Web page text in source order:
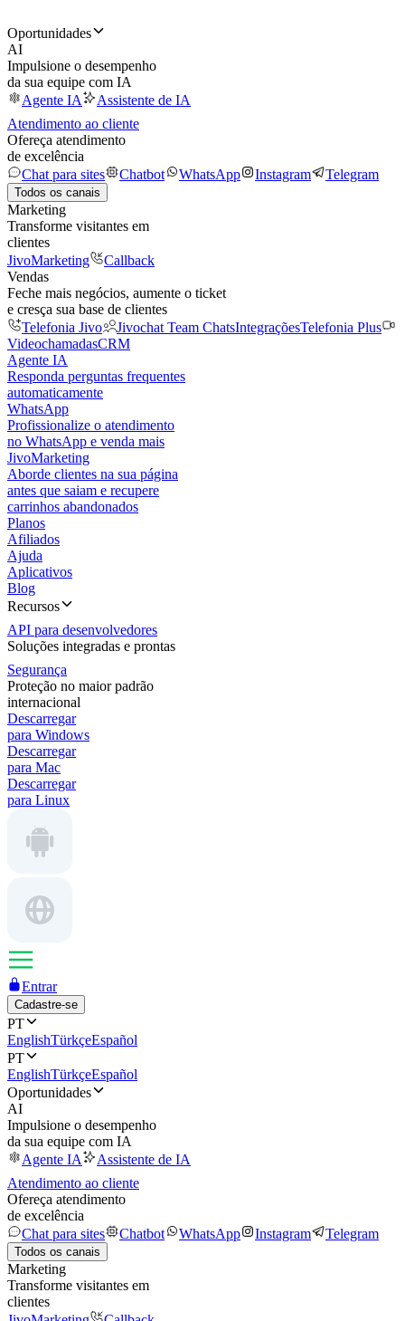
Oportunidades
AI
Impulsione o desempenho
da sua equipe com IA
Agente IA
Assistente de IA
Atendimento ao cliente
Ofereça atendimento
de excelência
Chat para sites
Chatbot WhatsApp Instagram Telegram
Todos os canais
Marketing
Transforme visitantes em
clientes
JivoMarketing
Callback
Vendas
Feche mais negócios, aumente o ticket
e cresça sua base de clientes
Telefonia Jivo
Jivochat Team ChatsIntegraçõesTelefonia Plus
VideochamadasCRM
Agente IA
Responda perguntas frequentes
automaticamente
WhatsApp
Profissionalize o atendimento
no WhatsApp e venda mais
JivoMarketing
Aborde clientes na sua página
antes que saiam e recupere
carrinhos abandonados
Planos
Afiliados
Ajuda
Aplicativos
Blog
Recursos
API para desenvolvedores
Soluções integradas e prontas
Segurança
Proteção no maior padrão
internacional
Descarregar
para Windows
Descarregar
para Mac
Descarregar
para Linux
Entrar
Cadastre-se
PT
EnglishTürkçeEspañol
PT
EnglishTürkçeEspañol
Oportunidades
AI
Impulsione o desempenho
da sua equipe com IA
Agente IA
Assistente de IA
Atendimento ao cliente
Ofereça atendimento
de excelência
Chat para sites
Chatbot WhatsApp Instagram Telegram
Todos os canais
Marketing
Transforme visitantes em
clientes